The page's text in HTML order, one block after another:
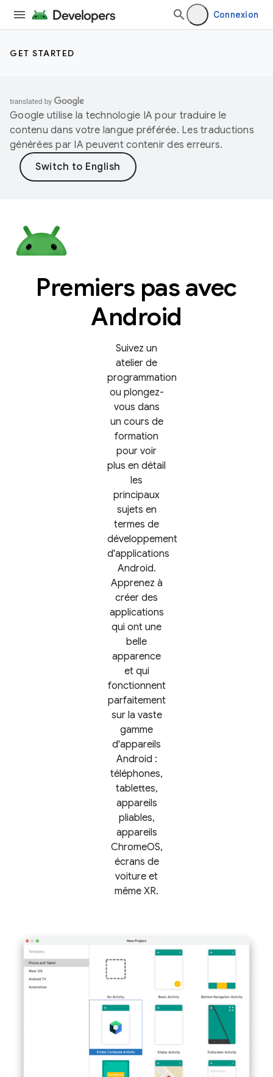
Connexion
GET STARTED
Google utilise la technologie IA pour traduire le
contenu dans votre langue préférée. Les traductions
générées par IA peuvent contenir des erreurs.
Premiers pas avec
Android
Suivez un
atelier de
programmation
ou plongez-
vous dans
un cours de
formation
pour voir
plus en détail
les
principaux
sujets en
termes de
développement
d'applications
Android.
Apprenez à
créer des
applications
qui ont une
belle
apparence
et qui
fonctionnent
parfaitement
sur la vaste
gamme
d'appareils
Android :
téléphones,
tablettes,
appareils
pliables,
appareils
ChromeOS,
écrans de
voiture et
même XR.